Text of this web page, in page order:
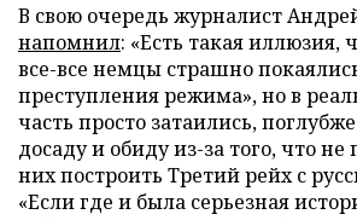
В свою очередь журналист
напомнил: «Есть такая иллюзия,
все-все немцы страшно
преступления режима», но в
часть просто затаились,
досаду и обиду из-за того, что не
них построить Третий рейх с
«Если где и была серьезная